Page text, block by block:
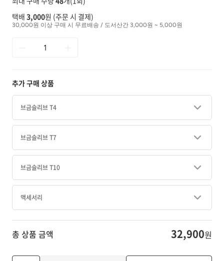
택배 3,000원 (주문 시 결제)
30,000원 이상 구매 시 무료배송 / 도서산간 3,000원 ~ 5,000원
추가 구매 상품
브금슬리브 T4
브금슬리브 T7
브금슬리브 T10
액세서리
총 상품 금액 32,900원